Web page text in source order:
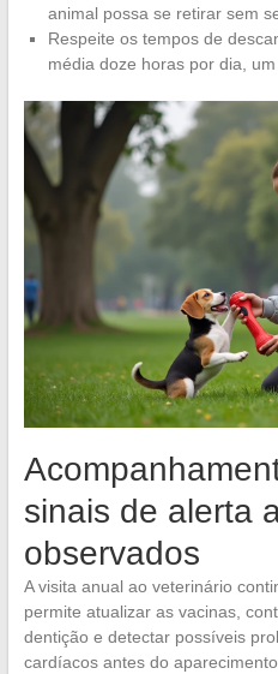
animal possa se retirar sem
Respeite os tempos de
média doze horas por dia,
sinais de alerta
observados
A visita anual ao veterinário
permite atualizar as vacinas,
dentição e detectar possíveis
cardíacos antes do